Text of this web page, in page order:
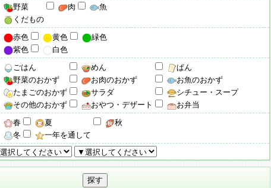
野菜 肉
魚
くだもの
赤色 黄色
緑色
紫色
白色
ごはん めん
ぱん
野菜のおかず
お肉のおかず
お魚のおかず
たまごのおかず
サラダ
シチュー・スープ
その他のおかず
おやつ・デザート お弁当
春 夏
秋
冬
一年を通して